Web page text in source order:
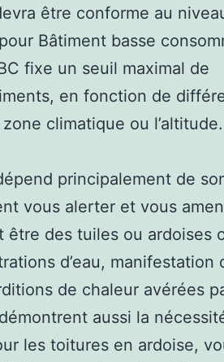
être conforme au
Bâtiment basse
fixe un seuil maximal de
en fonction de
climatique ou l’altitude.
principalement de
vous alerter et vous
des tuiles ou ardoises
d’eau, manifestation
de chaleur avérées
aussi la
les toitures en ardoise,